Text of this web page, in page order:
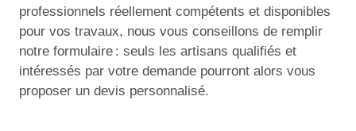
professionnels réellement compétents et disponibles
pour vos travaux, nous vous conseillons de remplir
notre formulaire : seuls les artisans qualifiés et
intéressés par votre demande pourront alors vous
proposer un devis personnalisé.